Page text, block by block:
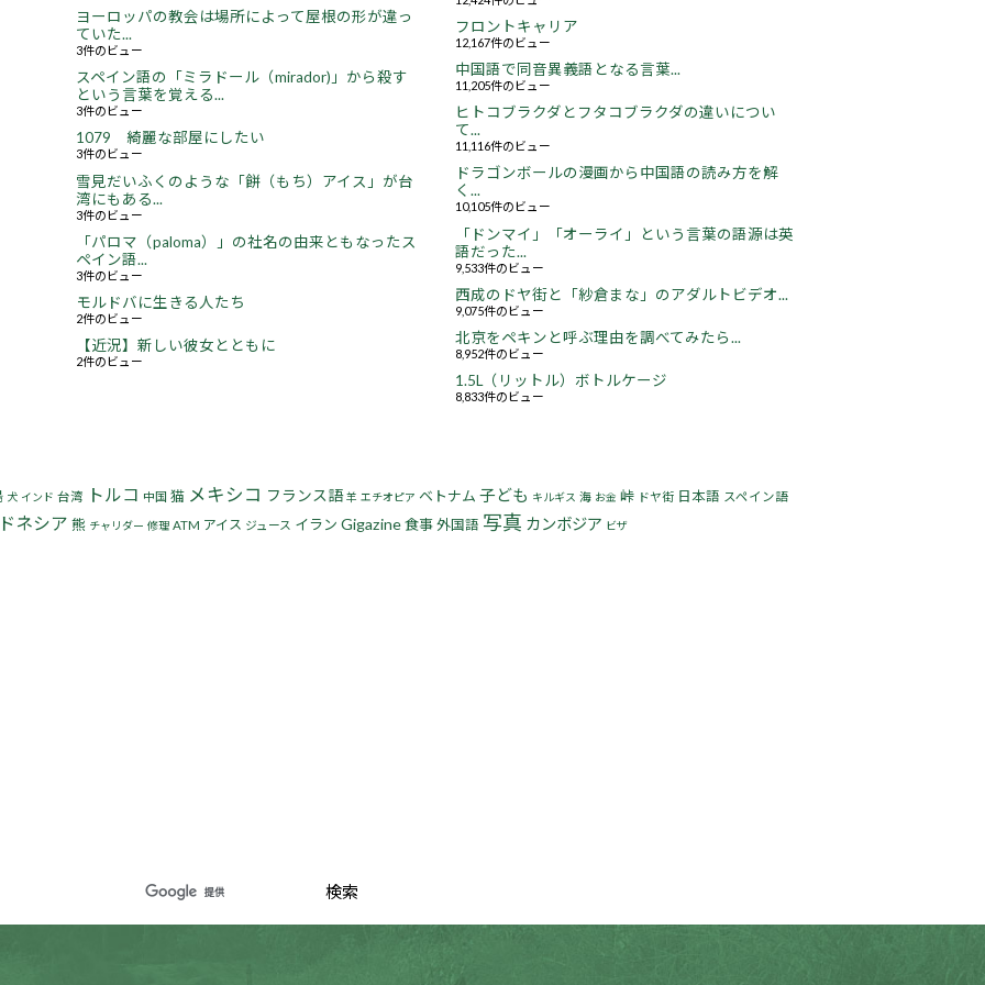
ヨーロッパの教会は場所によって屋根の形が違っ
ていた...
3件のビュー
スペイン語の「ミラドール（mirador)」から殺す
という言葉を覚える...
3件のビュー
1079 綺麗な部屋にしたい
3件のビュー
雪見だいふくのような「餅（もち）アイス」が台
湾にもある...
3件のビュー
「パロマ（paloma）」の社名の由来ともなったス
ペイン語...
3件のビュー
モルドバに生きる人たち
2件のビュー
【近況】新しい彼女とともに
2件のビュー
フロントキャリア
12,167件のビュー
中国語で同音異義語となる言葉...
11,205件のビュー
ヒトコブラクダとフタコブラクダの違いについ
て...
11,116件のビュー
ドラゴンボールの漫画から中国語の読み方を解
く...
10,105件のビュー
「ドンマイ」「オーライ」という言葉の語源は英
語だった...
9,533件のビュー
西成のドヤ街と「紗倉まな」のアダルトビデオ...
9,075件のビュー
北京をペキンと呼ぶ理由を調べてみたら...
8,952件のビュー
1.5L（リットル）ボトルケージ
8,833件のビュー
犬 インド 台湾 トルコ 中国 猫 メキシコ フランス語 羊 エチオピア ベトナム 子ども キルギス 海 お金 峠 ドヤ街 日本語 スペイン語
ネシア 熊 チャリダー 修理 ATM アイス ジュース イラン Gigazine食事 外国語 写真 カンボジア ビザ